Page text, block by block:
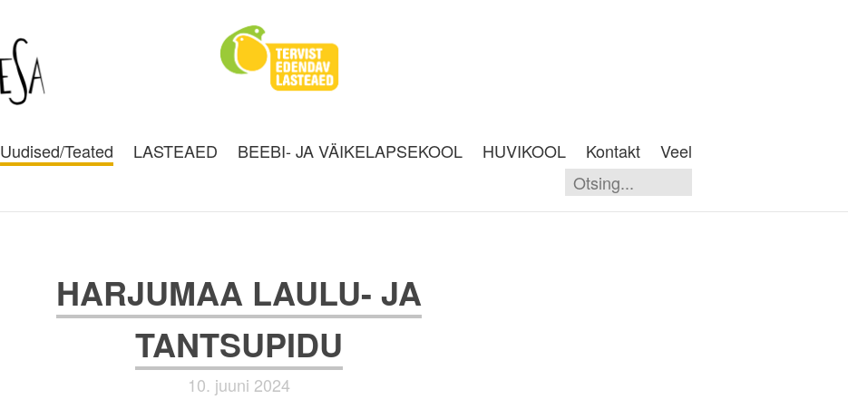
Uudised/Teated LASTEAED BEEBI- JA VÄIKELAPSEKOOL HUVIKOOL Kontakt Veel
HARJUMAA LAULU- JA
TANTSUPIDU
10. juuni 2024